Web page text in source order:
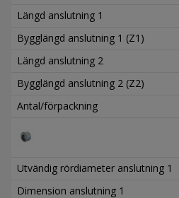
Längd anslutning 1
Bygglängd anslutning 1 (Z1)
Längd anslutning 2
Bygglängd anslutning 2 (Z2)
Antal/förpackning
Utvändig rördiameter anslutning 1
Dimension anslutning 1